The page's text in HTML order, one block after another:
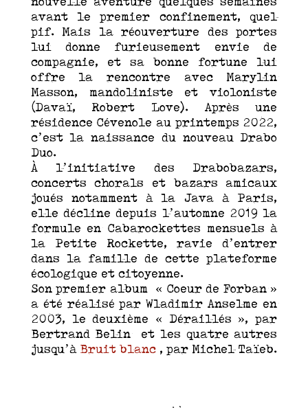
avant le premier confinement, quel
pif. Mais la réouverture des portes
lui donne furieusement envie de
compagnie, et sa bonne fortune lui
offre la rencontre avec Marylin
Masson, mandoliniste et violoniste
(Davaï, Robert Love). Après une
résidence Cévenole au printemps 2022,
c’est la naissance du nouveau Drabo
Duo.
À l’initiative des Drabobazars,
concerts chorals et bazars amicaux
joués notamment à la Java à Paris,
elle décline depuis l’automne 2019 la
formule en Cabarockettes mensuels à
la Petite Rockette, ravie d’entrer
dans la famille de cette plateforme
écologique et citoyenne.
Son premier album « Coeur de Forban »
a été réalisé par Wladimir Anselme en
2003, le deuxième « Déraillés », par
Bertrand Belin et les quatre autres
jusqu’à Bruit blanc, par Michel Taïeb.